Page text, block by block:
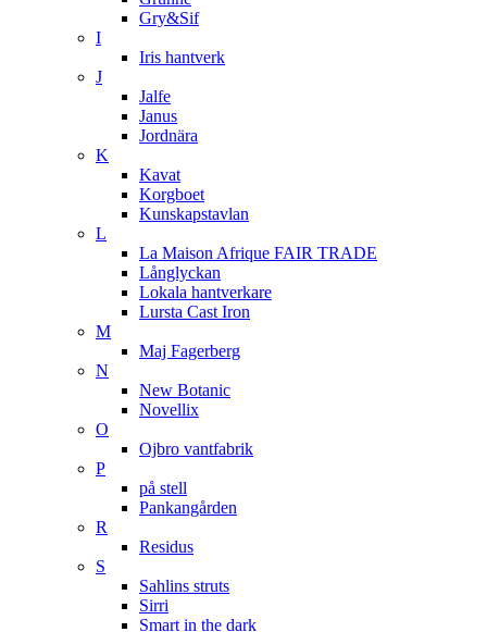
Gry&Sif
I
Iris hantverk
J
Jalfe
Janus
Jordnära
K
Kavat
Korgboet
Kunskapstavlan
L
La Maison Afrique FAIR TRADE
Långlyckan
Lokala hantverkare
Lursta Cast Iron
M
Maj Fagerberg
N
New Botanic
Novellix
O
Ojbro vantfabrik
P
på stell
Pankangården
R
Residus
S
Sahlins struts
Sirri
Smart in the dark